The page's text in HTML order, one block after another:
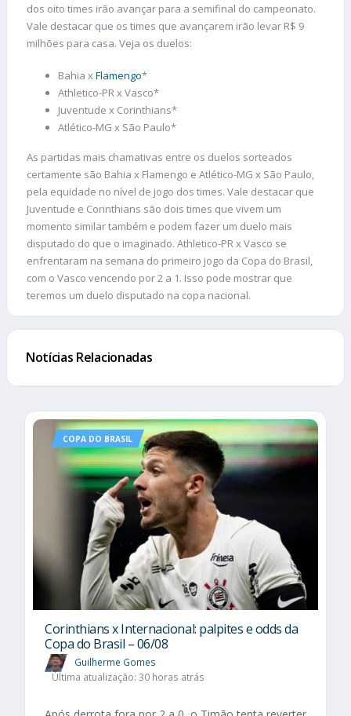
dos oito times irão avançar para a semifinal do campeonato.
Vale destacar que os times que avançarem irão levar R$ 9
milhões para casa. Veja os duelos:
Bahia xFlamengo*
Athletico-PR x Vasco*
Juventude x Corinthians*
Atlético-MG x São Paulo*
As partidas mais chamativas entre os duelos sorteados
certamente são Bahia x Flamengo e Atlético-MG x São Paulo,
pela equidade no nível de jogo dos times. Vale destacar que
Juventude e Corinthians são dois times que vivem um
momento similar também e podem fazer um duelo mais
disputado do que o imaginado. Athletico-PR x Vasco se
enfrentaram na semana do primeiro jogo da Copa do Brasil,
com o Vasco vencendo por 2 a 1. Isso pode mostrar que
teremos um duelo disputado na copa nacional.
Notícias Relacionadas
COPA DO BRASIL
Corinthians x Internacional: palpites e odds da
Copa do Brasil – 06/08
Guilherme Gomes
Última atualização: 30 horas atrás